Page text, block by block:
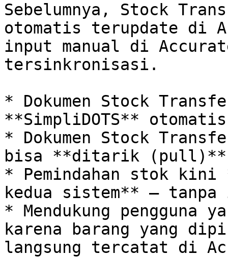
Sebelumnya, Stock
otomatis terupdate di
input manual di
tersinkronisasi.
* Dokumen Stock
**SimpliDOTS**
* Dokumen Stock
bisa **ditarik (pull)**
* Pemindahan stok
kedua sistem** — tanpa
* Mendukung pengguna
karena barang yang
langsung tercatat di